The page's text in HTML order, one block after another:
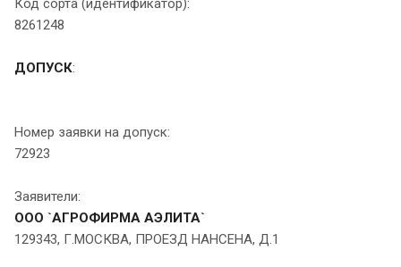
Код сорта (идентификатор):
8261248
ДОПУСК:
Номер заявки на допуск:
72923
Заявители:
ООО `АГРОФИРМА АЭЛИТА`
129343, Г.МОСКВА, ПРОЕЗД НАНСЕНА, Д.1